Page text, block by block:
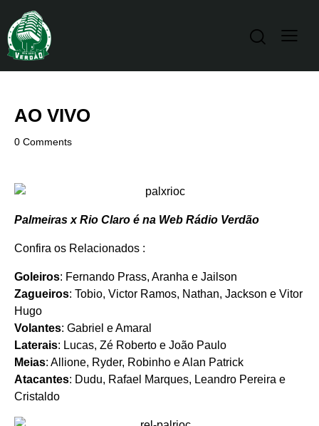
AO VIVO
0 Comments
Palmeiras x Rio Claro é na Web Rádio Verdão
Confira os Relacionados :
Goleiros: Fernando Prass, Aranha e Jailson
Zagueiros: Tobio, Victor Ramos, Nathan, Jackson e Vitor
Hugo
Volantes: Gabriel e Amaral
Laterais: Lucas, Zé Roberto e João Paulo
Meias: Allione, Ryder, Robinho e Alan Patrick
Atacantes: Dudu, Rafael Marques, Leandro Pereira e
Cristaldo